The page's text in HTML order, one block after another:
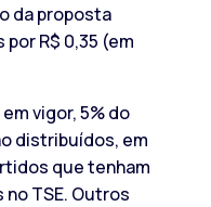
da proposta
R$ 0,35 (em
vigor, 5% do
distribuídos, em
que tenham
TSE. Outros